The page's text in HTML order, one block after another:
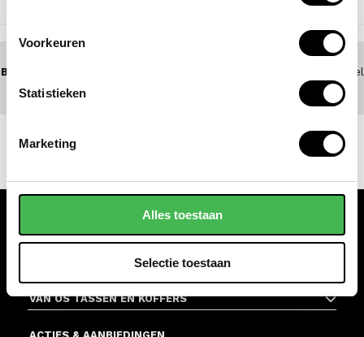
Voorkeuren
Statistieken
Marketing
Alles toestaan
Selectie toestaan
BEL 0172 - 447 517
(5 dagen per week bereikbaar) of zoek een winkel
VAN OS TASSEN EN KOFFERS